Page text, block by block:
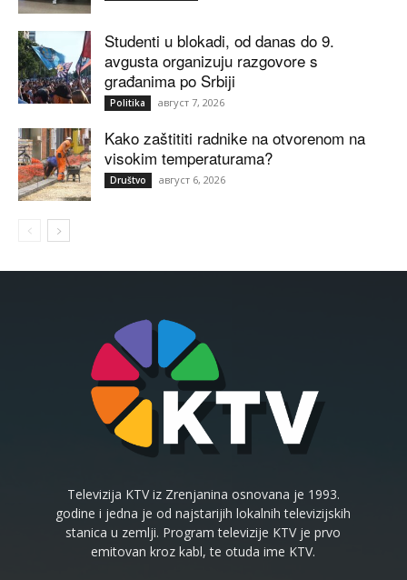
Studenti u blokadi, od danas do 9.
avgusta organizuju razgovore s
građanima po Srbiji
Politika август 7, 2026
Kako zaštititi radnike na otvorenom na
visokim temperaturama?
Društvo август 6, 2026
Televizija KTV iz Zrenjanina osnovana je 1993.
godine i jedna je od najstarijih lokalnih televizijskih
stanica u zemlji. Program televizije KTV je prvo
emitovan kroz kabl, te otuda ime KTV.